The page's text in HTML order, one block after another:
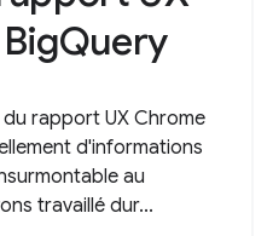
rapport UX Chrome
d'informations
au
travaillé dur...